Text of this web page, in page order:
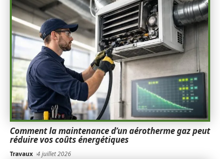
Comment la maintenance d’un aérotherme gaz peut
réduire vos coûts énergétiques
Travaux 4 juillet 2026